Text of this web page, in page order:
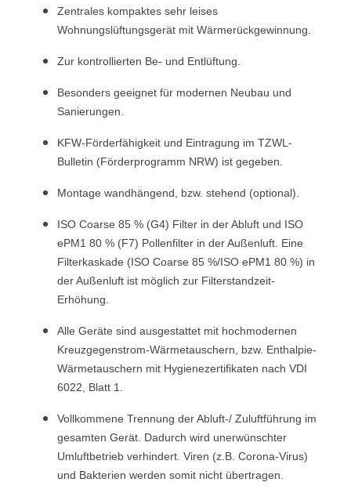
Zentrales kompaktes sehr leises
Wohnungslüftungsgerät mit Wärmerückgewinnung.
Zur kontrollierten Be- und Entlüftung.
Besonders geeignet für modernen Neubau und
Sanierungen.
KFW-Förderfähigkeit und Eintragung im TZWL-
Bulletin (Förderprogramm NRW) ist gegeben.
Montage wandhängend, bzw. stehend (optional).
ISO Coarse 85 % (G4) Filter in der Abluft und ISO
ePM1 80 % (F7) Pollenfilter in der Außenluft. Eine
Filterkaskade (ISO Coarse 85 %/ISO ePM1 80 %) in
der Außenluft ist möglich zur Filterstandzeit-
Erhöhung.
Alle Geräte sind ausgestattet mit hochmodernen
Kreuzgegenstrom-Wärmetauschern, bzw. Enthalpie-
Wärmetauschern mit Hygienezertifikaten nach VDI
6022, Blatt 1.
Vollkommene Trennung der Abluft-/ Zuluftführung im
gesamten Gerät. Dadurch wird unerwünschter
Umluftbetrieb verhindert. Viren (z.B. Corona-Virus)
und Bakterien werden somit nicht übertragen.